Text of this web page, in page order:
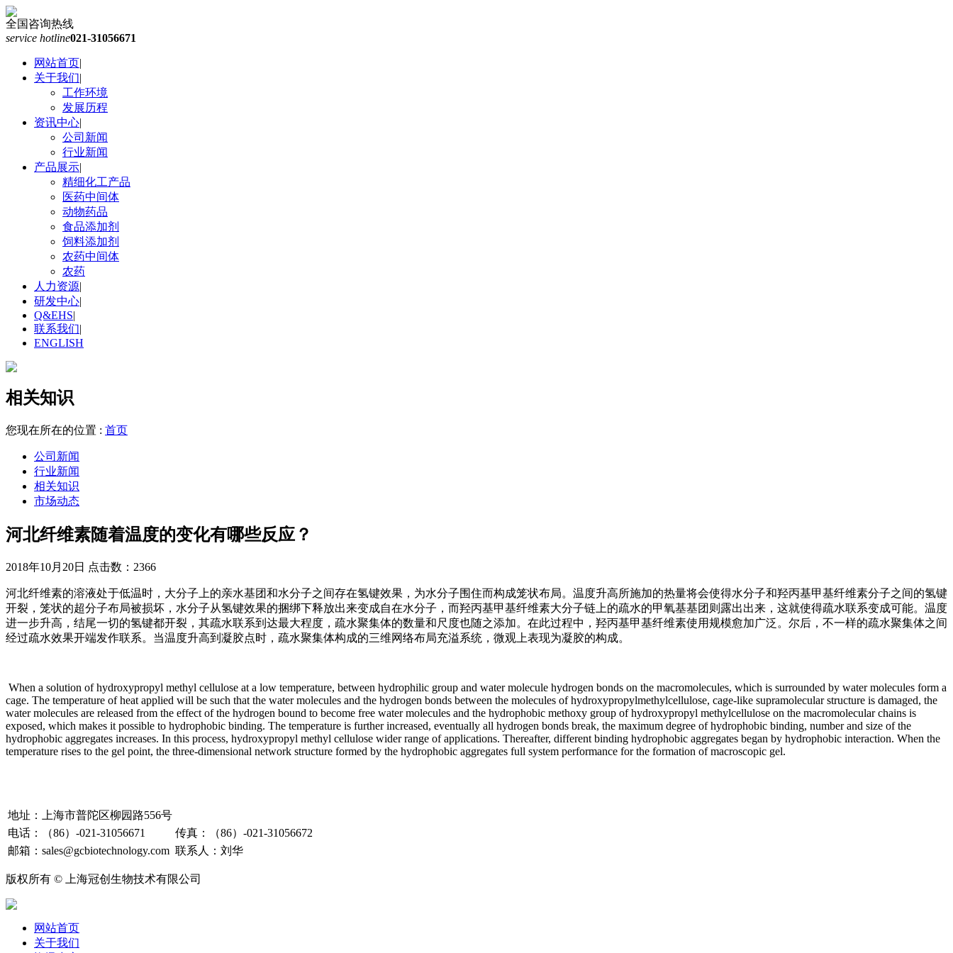
全国咨询热线
service hotline021-31056671
网站首页|
关于我们|
工作环境
发展历程
资讯中心|
公司新闻
行业新闻
产品展示|
精细化工产品
医药中间体
动物药品
食品添加剂
饲料添加剂
农药中间体
农药
人力资源|
研发中心|
Q&EHS|
联系我们|
ENGLISH
相关知识
您现在所在的位置 : 首页
公司新闻
行业新闻
相关知识
市场动态
河北纤维素随着温度的变化有哪些反应？
2018年10月20日 点击数：2366
河北纤维素的溶液处于低温时，大分子上的亲水基团和水分子之间存在氢键效果，为水分子围住而构成笼状布局。温度升高所施加的热量将会使得水分子和羟丙基甲基纤维素分子之间的氢键
开裂，笼状的超分子布局被损坏，水分子从氢键效果的捆绑下释放出来变成自在水分子，而羟丙基甲基纤维素大分子链上的疏水的甲氧基基团则露出出来，这就使得疏水联系变成可能。温度
进一步升高，结尾一切的氢键都开裂，其疏水联系到达最大程度，疏水聚集体的数量和尺度也随之添加。在此过程中，羟丙基甲基纤维素使用规模愈加广泛。尔后，不一样的疏水聚集体之间
经过疏水效果开端发作联系。当温度升高到凝胶点时，疏水聚集体构成的三维网络布局充溢系统，微观上表现为凝胶的构成。
When a solution of hydroxypropyl methyl cellulose at a low temperature, between hydrophilic group and water molecule hydrogen bonds on the macromolecules, which is surrounded by water molecules form a
cage. The temperature of heat applied will be such that the water molecules and the hydrogen bonds between the molecules of hydroxypropylmethylcellulose, cage-like supramolecular structure is damaged, the
water molecules are released from the effect of the hydrogen bound to become free water molecules and the hydrophobic methoxy group of hydroxypropyl methylcellulose on the macromolecular chains is
exposed, which makes it possible to hydrophobic binding. The temperature is further increased, eventually all hydrogen bonds break, the maximum degree of hydrophobic binding, number and size of the
hydrophobic aggregates increases. In this process, hydroxypropyl methyl cellulose wider range of applications. Thereafter, different binding hydrophobic aggregates began by hydrophobic interaction. When the
temperature rises to the gel point, the three-dimensional network structure formed by the hydrophobic aggregates full system performance for the formation of macroscopic gel.
地址：上海市普陀区柳园路556号
电话：（86）-021-31056671
传真：（86）-021-31056672
邮箱：sales@gcbiotechnology.com 联系人：刘华
版权所有 © 上海冠创生物技术有限公司
网站首页
关于我们